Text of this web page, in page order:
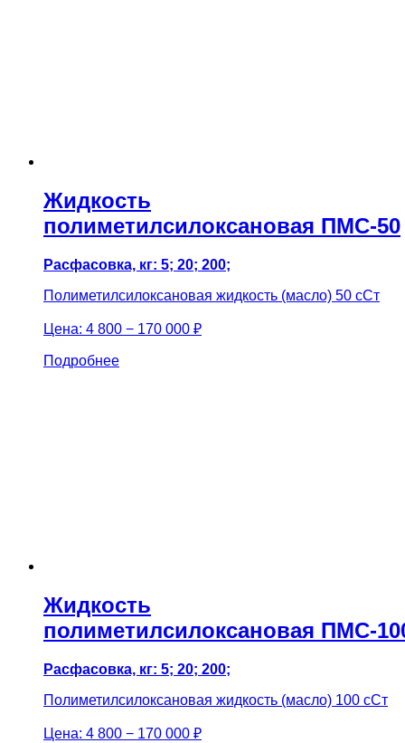
Жидкость
полиметилсилоксановая ПМС-50
Расфасовка, кг: 5; 20; 200;
Полиметилсилоксановая жидкость (масло) 50 сСт
Цена: 4 800 − 170 000 ₽
Подробнее
Жидкость
полиметилсилоксановая ПМС-
Расфасовка, кг: 5; 20; 200;
Полиметилсилоксановая жидкость (масло) 100 сСт
Цена: 4 800 − 170 000 ₽